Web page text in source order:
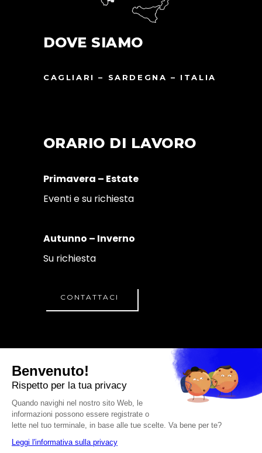
DOVE SIAMO
CAGLIARI – SARDEGNA – ITALIA
ORARIO DI LAVORO
Primavera – Estate
Eventi e su richiesta
Autunno – Inverno
Su richiesta
CONTATTACI
PERSEU ACADEMY